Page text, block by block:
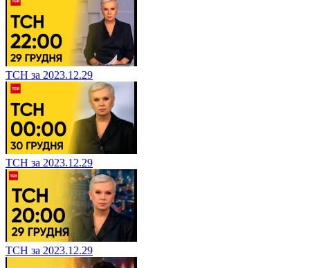
ТСН за 2023.12.29
ТСН за 2023.12.29
ТСН за 2023.12.29